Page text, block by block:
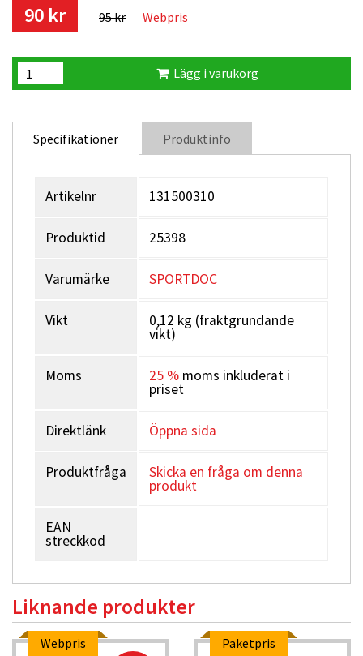
ser ut från två vinklar.
10 meter tejp per rulle.
90 kr 95 kr Webpris
Lägg i varukorg
Specifikationer Produktinfo
Artikelnr 131500310
Produktid 25398
Varumärke SPORTDOC
Vikt 0,12 kg (fraktgrundande
vikt)
Moms 25 % moms inkluderat i
priset
Direktlänk Öppna sida
Produktfråga Skicka en fråga om denna
produkt
EAN
streckkod
Liknande produkter
Webpris Paketpris